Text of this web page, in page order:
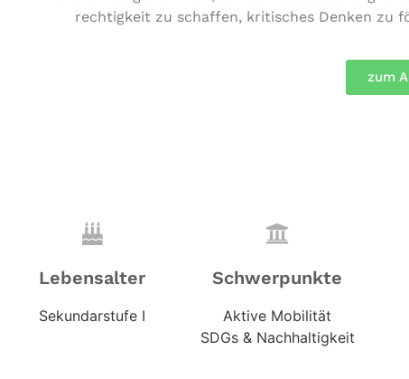
rech­tig­keit zu schaffen, kri­ti­sches Denken zu
zum
Lebensalter
Sekundarstufe I
Schwerpunkte
Aktive Mobilität
SDGs & Nachhaltigkeit